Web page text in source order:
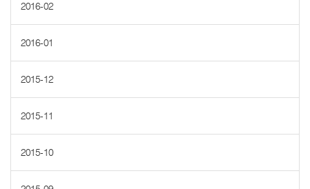
2016-02
2016-01
2015-12
2015-11
2015-10